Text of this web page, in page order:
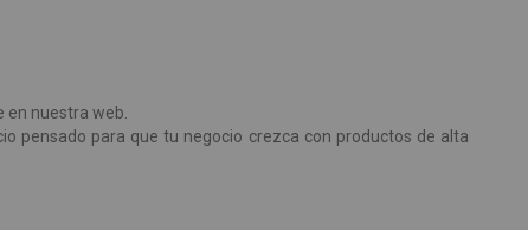
en nuestra web.
pensado para que tu negocio crezca con productos de alta